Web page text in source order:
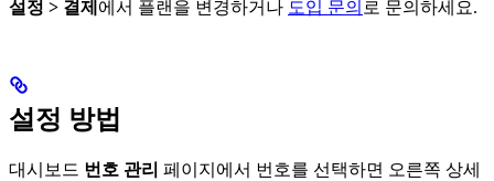
설정 > 결제 에서 플랜을 변경하거나 도입 문의 로 문의하세요.
설정 방법
대시보드 번호 관리 페이지에서 번호를 선택하면 오른쪽 상세